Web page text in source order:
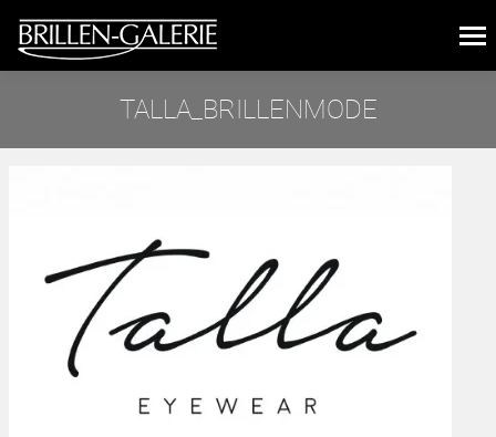
TALLA_BRILLENMODE